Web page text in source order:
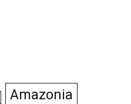
Amazonia